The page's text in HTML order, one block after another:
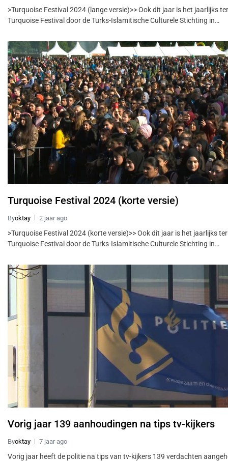
>Turquoise Festival 2024 (lange versie)>> Ook dit jaar is het jaarlijks
Turquoise Festival door de Turks-Islamitische Culturele Stichting in…
Turquoise Festival 2024 (korte versie)
Byoktay 2 jaar ago
>Turquoise Festival 2024 (korte versie)>> Ook dit jaar is het jaarlijks
Turquoise Festival door de Turks-Islamitische Culturele Stichting in…
Vorig jaar 139 aanhoudingen na tips tv-kijkers
Byoktay 7 jaar ago
Vorig jaar heeft de politie na tips van tv-kijkers 139 verdachten